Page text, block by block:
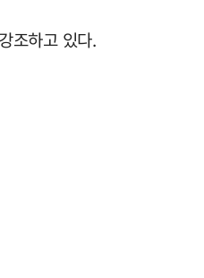
조하고 있다.